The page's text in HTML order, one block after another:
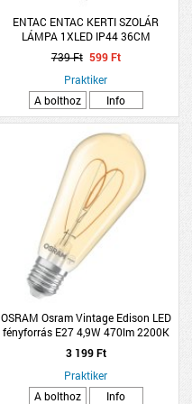
ENTAC ENTAC KERTI SZOLÁR
LÁMPA 1XLED IP44 36CM
ROZSDAMENTES ACÉL, BARNA
739 Ft 599 Ft
Praktiker
A bolthoz
Info
OSRAM Osram Vintage Edison LED
fényforrás E27 4,9W 470lm 2200K
melegfehér dimmelhető szív filament
arany
3 199 Ft
Praktiker
A bolthoz
Info